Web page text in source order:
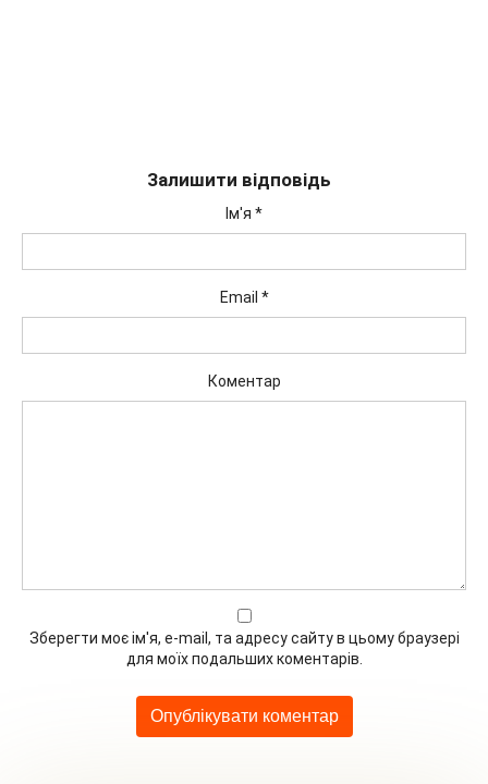
Залишити відповідь
Ім'я *
Email *
Коментар
Зберегти моє ім'я, e-mail, та адресу сайту в цьому браузері
для моїх подальших коментарів.